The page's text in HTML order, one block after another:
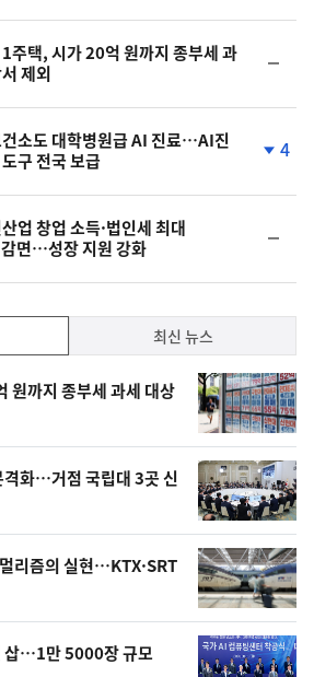
상
주택, 시가 20억 원까지 종부세 과
제외
일
소도 대학병원급 AI 진료…AI진
구 전국 보급
하
4
업 창업 소득·법인세 최대
면…성장 지원 강화
일
최신 뉴스
원까지 종부세 과세 대상
화…거점 국립대 3곳 신
리즘의 실현…KTX·SRT
삽…1만 5000장 규모